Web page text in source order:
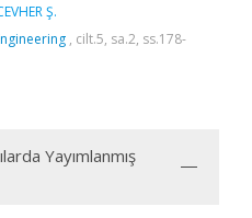
Ş.
, cilt.5, sa.2, ss.178-
Yayımlanmış